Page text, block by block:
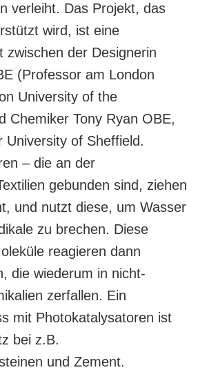
verleiht. Das Projekt, das
wird, ist eine
zwischen der Designerin
(Professor am London
University of the
Chemiker Tony Ryan OBE,
University of Sheffield.
– die an der
gebunden sind, ziehen
und nutzt diese, um Wasser
zu brechen. Diese
reagieren dann
die wiederum in nicht-
zerfallen. Ein
mit Photokatalysatoren ist
bei z.B.
​​und Zement.